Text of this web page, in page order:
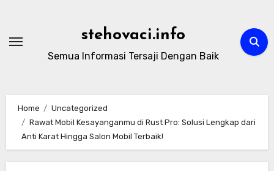
content
stehovaci.info
Semua Informasi Tersaji Dengan Baik
Home
Uncategorized
Rawat Mobil Kesayanganmu di Rust Pro: Solusi Lengkap dari
Anti Karat Hingga Salon Mobil Terbaik!